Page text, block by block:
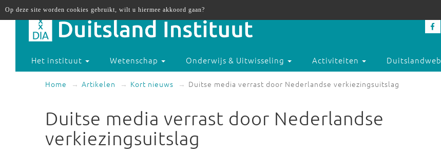
Het instituut Wetenschap Onderwijs & Uitwisseling Activiteiten Duitslandweb
Home Artikelen Kort nieuws Duitse media verrast door Nederlandse verkiezingsuitslag
Duitse media verrast door Nederlandse
verkiezingsuitslag
Op deze site worden cookies gebruikt, wilt u hiermee akkoord gaan?